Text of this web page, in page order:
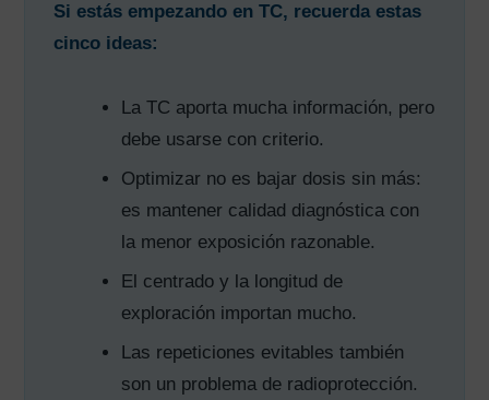
Si estás empezando en TC, recuerda estas
cinco ideas:
La TC aporta mucha información, pero
debe usarse con criterio.
Optimizar no es bajar dosis sin más:
es mantener calidad diagnóstica con
la menor exposición razonable.
El centrado y la longitud de
exploración importan mucho.
Las repeticiones evitables también
son un problema de radioprotección.